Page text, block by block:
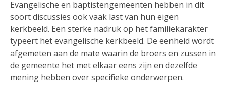
Evangelische en baptistengemeenten hebben in dit
soort discussies ook vaak last van hun eigen
kerkbeeld. Een sterke nadruk op het familiekarakter
typeert het evangelische kerkbeeld. De eenheid wordt
afgemeten aan de mate waarin de broers en zussen in
de gemeente het met elkaar eens zijn en dezelfde
mening hebben over specifieke onderwerpen.